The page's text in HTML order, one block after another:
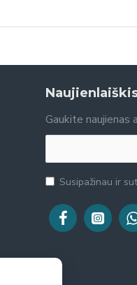
Gaukite naujienas
Susipažinau ir